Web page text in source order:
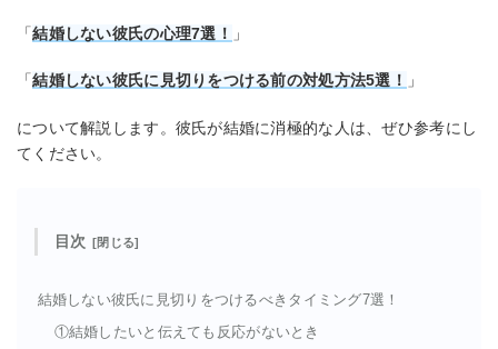
「結婚しない彼氏の心理7選！ 」
「結婚しない彼氏に見切りをつける前の対処方法5選！ 」
について解説します。彼氏が結婚に消極的な人は、ぜひ参考にし
てください。
目次
結婚しない彼氏に見切りをつけるべきタイミング7選！
①結婚したいと伝えても反応がないとき